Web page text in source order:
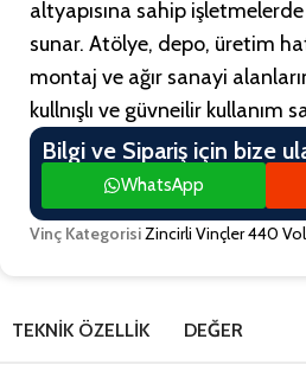
altyapısına sahip
sunar. Atölye, depo, üretim
montaj ve ağır sanayi
kullnışlı ve güvneilir kullanım
Bilgi ve Sipariş için bize
WhatsApp
Vinç Kategorisi Zincirli Vinçler 440
TEKNIK ÖZELLIK DEĞER